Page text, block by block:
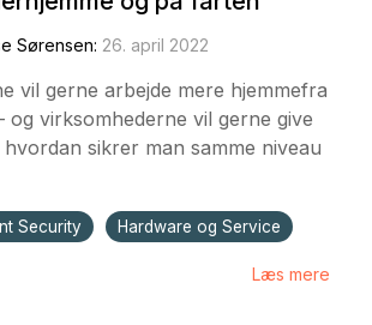
Sørensen: 26. april 2022
vil gerne arbejde mere hjemmefra
og virksomhederne vil gerne give
sikrer man samme niveau
Security Hardware og Service
Læs mere